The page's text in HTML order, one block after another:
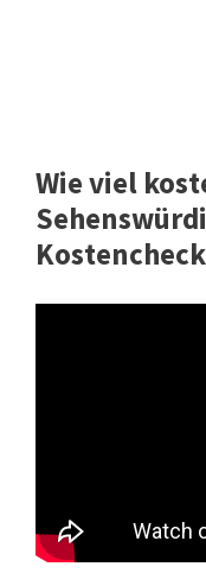
Wie viel